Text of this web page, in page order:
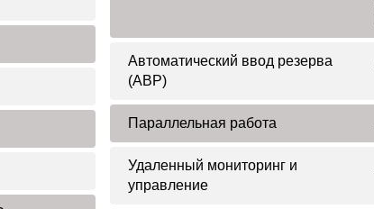
Автоматический ввод резерва
(АВР)
Параллельная работа
Удаленный мониторинг и
управление